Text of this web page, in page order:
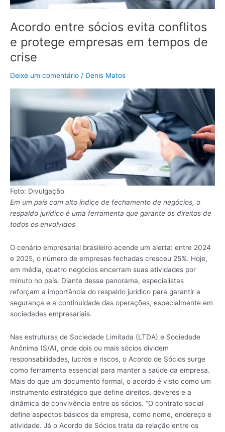
Acordo entre sócios evita conflitos
e protege empresas em tempos de
crise
Deixe um comentário / Denis Matos
Foto: Divulgação
Em um país com alto índice de fechamento de negócios, o
respaldo jurídico é uma ferramenta que garante os direitos de
todos os envolvidos
O cenário empresarial brasileiro acende um alerta: entre 2024
e 2025, o número de empresas fechadas cresceu 25%. Hoje,
em média, quatro negócios encerram suas atividades por
minuto no país. Diante desse panorama, especialistas
reforçam a importância do respaldo jurídico para garantir a
segurança e a continuidade das operações, especialmente em
sociedades empresariais.
Nas estruturas de Sociedade Limitada (LTDA) e Sociedade
Anônima (S/A), onde dois ou mais sócios dividem
responsabilidades, lucros e riscos, o Acordo de Sócios surge
como ferramenta essencial para manter a saúde da empresa.
Mais do que um documento formal, o acordo é visto como um
instrumento estratégico que define direitos, deveres e a
dinâmica de convivência entre os sócios. “O contrato social
define aspectos básicos da empresa, como nome, endereço e
atividade. Já o Acordo de Sócios trata da relação entre os
em
de
crise